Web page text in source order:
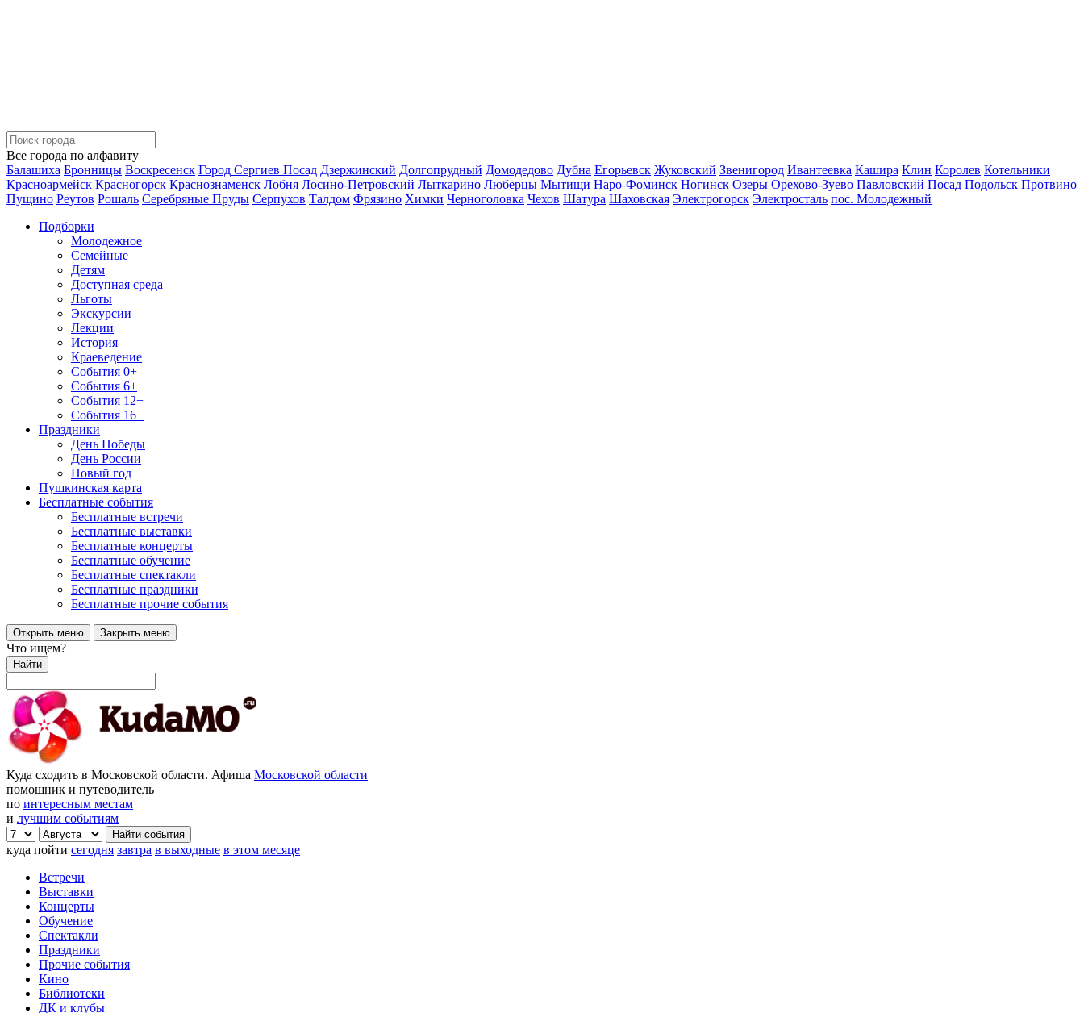
Все города по алфавиту
Балашиха Бронницы Воскресенск Город Сергиев Посад Дзержинский Долгопрудный Домодедово Дубна Егорьевск Жуковский Звенигород Ивантеевка Кашира Клин Королев Котельники
Красноармейск Красногорск Краснознаменск Лобня Лосино-Петровский Лыткарино Люберцы Мытищи Наро-Фоминск Ногинск Озеры Орехово-Зуево Павловский Посад Подольск Протвино
Пущино Реутов Рошаль Серебряные Пруды Серпухов Талдом Фрязино Химки Черноголовка Чехов Шатура Шаховская Электрогорск Электросталь пос. Молодежный
Подборки
Молодежное
Семейные
Детям
Доступная среда
Льготы
Экскурсии
Лекции
История
Краеведение
События 0+
События 6+
События 12+
События 16+
Праздники
День Победы
День России
Новый год
Пушкинская карта
Бесплатные события
Бесплатные встречи
Бесплатные выставки
Бесплатные концерты
Бесплатные обучение
Бесплатные спектакли
Бесплатные праздники
Бесплатные прочие события
Открыть меню Закрыть меню
Что ищем?
Найти
Куда сходить в Московской области. Афиша Московской области
помощник и путеводитель
по интересным местам
и лучшим событиям
куда пойти сегодня завтра в выходные в этом месяце
Встречи
Выставки
Концерты
Обучение
Спектакли
Праздники
Прочие события
Кино
Библиотеки
ДК и клубы